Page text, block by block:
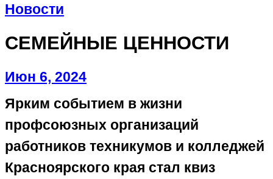
и
с
Новости
СЕМЕЙНЫЕ ЦЕННОСТИ
Июн 6, 2024
Ярким событием в жизни
профсоюзных организаций
работников техникумов и колледжей
Красноярского края стал квиз